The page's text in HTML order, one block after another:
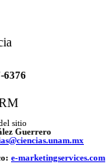
6376
sitio
Guerrero
e-marketingservices.com